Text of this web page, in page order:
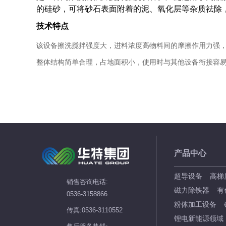
的硅砂，可将砂石表面附着的泥、氧化层等杂质祛除
技术特点
该设备擦洗搅拌强度大，进料浓度高物料间的摩擦作用力强
整体结构简单合理，占地面积小，使用时与其他设备衔接容
销售咨询电话:
0536-3158866
传真:0536-3110552
产品中心
超导设备
高梯
磁力除铁器
有
粉体加工设备
锂电新能源领域